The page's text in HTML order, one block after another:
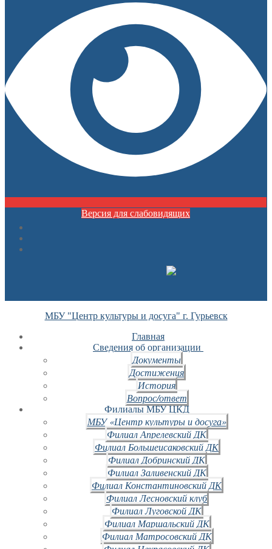
Версия для слабовидящих
МБУ "Центр культуры и досуга" г. Гурьевск
Главная
Сведения об организации
Документы
Достижения
История
Вопрос/ответ
Филиалы МБУ ЦКД
МБУ «Центр культуры и досуга»
Филиал Апрелевский ДК
Филиал Большеисаковский ДК
Филиал Добринский ДК
Филиал Заливенский ДК
Филиал Константиновский ДК
Филиал Лесновский клуб
Филиал Луговской ДК
Филиал Маршальский ДК
Филиал Матросовский ДК